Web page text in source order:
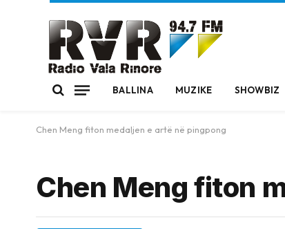
BALLINA MUZIKE SHOWBIZ
Chen Meng fiton medaljen e artë në pingpong
Chen Meng fiton